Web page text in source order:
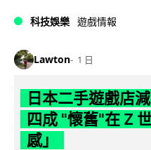
科技娛樂 遊戲情報
Lawton 1 日
日本二手遊戲店
四成 "懷舊"在 Z
感」